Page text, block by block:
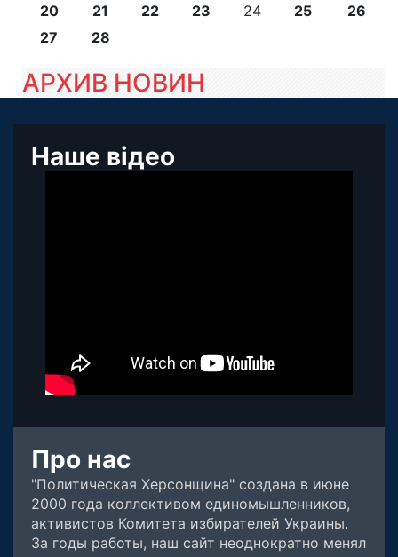
20
21 22 23 24 25
26
27
28
АРХИВ НОВИН
Наше відео
Про нас
"Политическая Херсонщина" создана в июне
2000 года коллективом единомышленников,
активистов Комитета избирателей Украины.
За годы работы, наш сайт неоднократно менял